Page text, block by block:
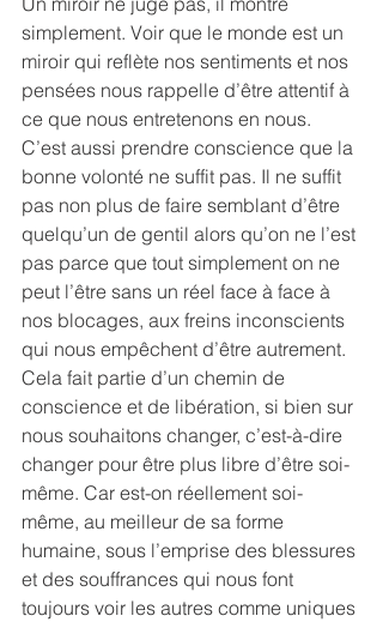
simplement. Voir que le monde est un
miroir qui reflète nos sentiments et nos
pensées nous rappelle d’être attentif à
ce que nous entretenons en nous.
C’est aussi prendre conscience que la
bonne volonté ne suffit pas. Il ne suffit
pas non plus de faire semblant d’être
quelqu’un de gentil alors qu’on ne l’est
pas parce que tout simplement on ne
peut l’être sans un réel face à face à
nos blocages, aux freins inconscients
qui nous empêchent d’être autrement.
Cela fait partie d’un chemin de
conscience et de libération, si bien sur
nous souhaitons changer, c’est-à-dire
changer pour être plus libre d’être soi-
même. Car est-on réellement soi-
même, au meilleur de sa forme
humaine, sous l’emprise des blessures
et des souffrances qui nous font
toujours voir les autres comme uniques